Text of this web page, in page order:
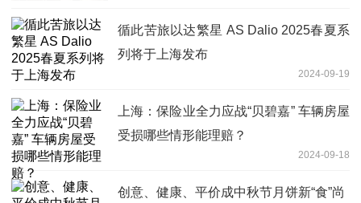
循此苦旅以达繁星 AS Dalio 2025春夏系
列将于上海发布
2024-09-19
上海：保险业全力应战“贝碧嘉” 车辆房屋
受损哪些情形能理赔？
2024-09-18
创意、健康、平价成中秋节月饼新“食”尚